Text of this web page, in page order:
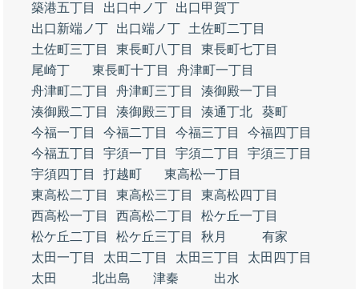
築港五丁目
出口中ノ丁
出口甲賀丁
出口新端ノ丁
出口端ノ丁
土佐町二丁目
土佐町三丁目
東長町八丁目
東長町七丁目
尾崎丁
東長町十丁目
舟津町一丁目
舟津町二丁目
舟津町三丁目
湊御殿一丁目
湊御殿二丁目
湊御殿三丁目 湊通丁北
葵町
今福一丁目
今福二丁目 今福三丁目
今福四丁目
今福五丁目
宇須一丁目 宇須二丁目
宇須三丁目
宇須四丁目
打越町
東高松一丁目
東高松二丁目
東高松三丁目
東高松四丁目
西高松一丁目
西高松二丁目
松ケ丘一丁目
松ケ丘二丁目
松ケ丘三丁目 秋月
有家
太田一丁目
太田二丁目 太田三丁目
太田四丁目
太田
北出島 津秦
出水